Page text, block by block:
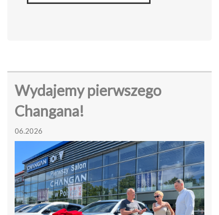
Wydajemy pierwszego
Changana!
06.2026